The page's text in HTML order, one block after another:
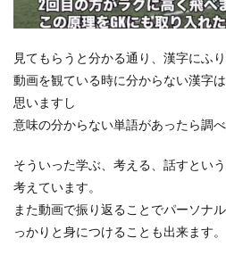
見てもらうと分かる通り、漢字にふ
動画を観ている時に分からない漢字
思いますし
意味の分からない単語があったら調べ
そういった学ぶ、考える、話すとい
考えています。
また動画で振り返ることでパーソナ
っかりと身につけることも出来ます。